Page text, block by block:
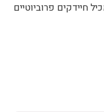
חיידקים פרוביוטיים